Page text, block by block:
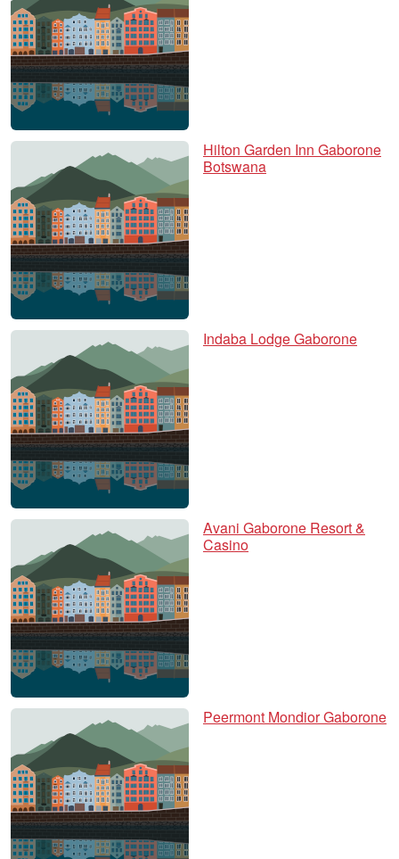
Hilton Garden Inn Gaborone
Botswana
Indaba Lodge Gaborone
Avani Gaborone Resort &
Casino
Peermont Mondior Gaborone